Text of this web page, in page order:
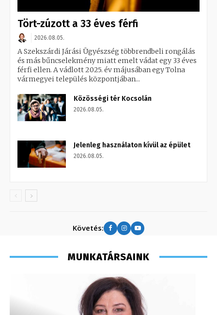
Tört-zúzott a 33 éves férfi
2026.08.05.
A Szekszárdi Járási Ügyészség többrendbeli rongálás
és más bűncselekmény miatt emelt vádat egy 33 éves
férfi ellen. A vádlott 2025. év májusában egy Tolna
vármegyei település központjában...
Közösségi tér Kocsolán
2026.08.05.
Jelenleg használaton kívül az épület
2026.08.05.
Követés:
MUNKATÁRSAINK